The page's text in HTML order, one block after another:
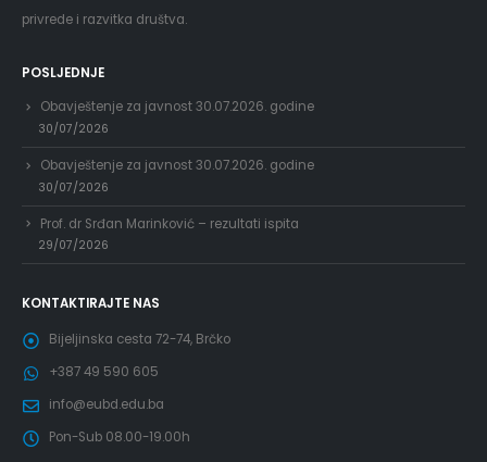
privrede i razvitka društva.
POSLJEDNJE
Obavještenje za javnost 30.07.2026. godine
30/07/2026
Obavještenje za javnost 30.07.2026. godine
30/07/2026
Prof. dr Srđan Marinković – rezultati ispita
29/07/2026
KONTAKTIRAJTE NAS
Bijeljinska cesta 72-74, Brčko
+387 49 590 605
info@eubd.edu.ba
Pon-Sub 08.00-19.00h